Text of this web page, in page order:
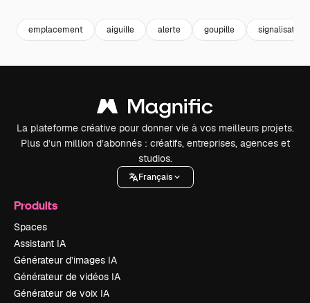
emplacement aiguille alerte goupille signalisation
La plateforme créative pour donner vie à vos meilleurs projets.
Plus d’un million d’abonnés : créatifs, entreprises, agences et
studios.
Français
Produits
Spaces
Assistant IA
Générateur d’images IA
Générateur de vidéos IA
Générateur de voix IA